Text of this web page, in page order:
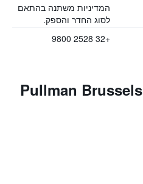
המדיניות משתנה בהתאם
לסוג החדר והספק.
+32 2528 9800
הטבות ושירותים בPullman Brussels